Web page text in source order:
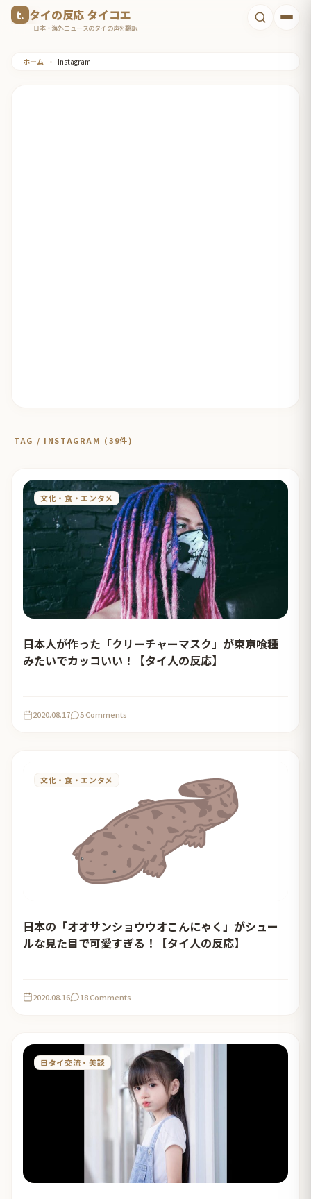
タイの反応 タイコエ
日本・海外ニュースのタイの声を翻訳
ホーム • Instagram
TAG / INSTAGRAM (39件)
文化・食・エンタメ
日本人が作った「クリーチャーマスク」が東京喰種
みたいでカッコいい！【タイ人の反応】
2020.08.17 5 Comments
文化・食・エンタメ
日本の「オオサンショウウオこんにゃく」がシュー
ルな見た目で可愛すぎる！【タイ人の反応】
2020.08.16 18 Comments
日タイ交流・美談